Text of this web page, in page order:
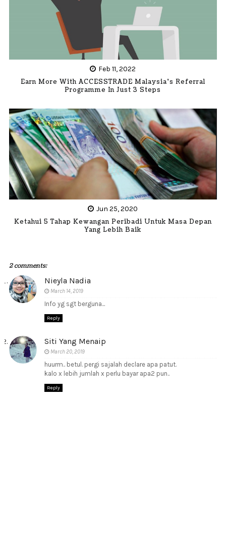
Feb 11, 2022
Earn More With ACCESSTRADE Malaysia’s Referral
Programme In Just 3 Steps
Jun 25, 2020
Ketahui 5 Tahap Kewangan Peribadi Untuk Masa Depan
Yang Lebih Baik
2 comments:
Nieyla Nadia
March 14, 2019
Info yg sgt berguna...
Reply
Siti Yang Menaip
March 20, 2019
huurm.. betul. pergi sajalah declare apa patut.
kalo x lebih jumlah x perlu bayar apa2 pun..
Reply